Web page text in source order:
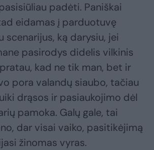
padėti. Paniškai
eidamas į parduotuvę
scenarijus, ką darysiu, jei
pasirodys didelis vilkinis
kad ne tik man, bet ir
pora valandų siaubo, tačiau
drąsos ir pasiaukojimo dėl
pamoka. Galų gale, tai
dar visai vaiko, pasitikėjimą
žinomas vyras.